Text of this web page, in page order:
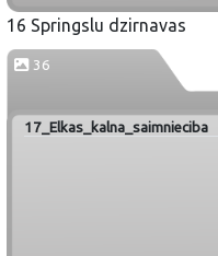
16 Springslu dzirnavas
36
17_Elkas_kalna_saimnieciba